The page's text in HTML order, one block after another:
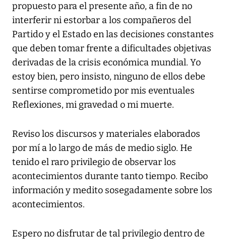
propuesto para el presente año, a fin de no
interferir ni estorbar a los compañeros del
Partido y el Estado en las decisiones constantes
que deben tomar frente a dificultades objetivas
derivadas de la crisis económica mundial. Yo
estoy bien, pero insisto, ninguno de ellos debe
sentirse comprometido por mis eventuales
Reflexiones, mi gravedad o mi muerte.
Reviso los discursos y materiales elaborados
por mí a lo largo de más de medio siglo. He
tenido el raro privilegio de observar los
acontecimientos durante tanto tiempo. Recibo
información y medito sosegadamente sobre los
acontecimientos.
Espero no disfrutar de tal privilegio dentro de